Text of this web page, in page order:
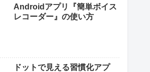
Androidアプリ『簡単ボイス
レコーダー』の使い方
ドットで見える習慣化アプ